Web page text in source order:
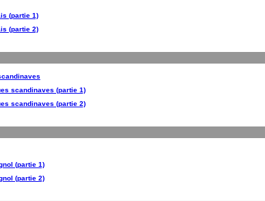
(partie 1)
(partie 2)
scandinaves (partie 1)
scandinaves (partie 2)
(partie 1)
(partie 2)